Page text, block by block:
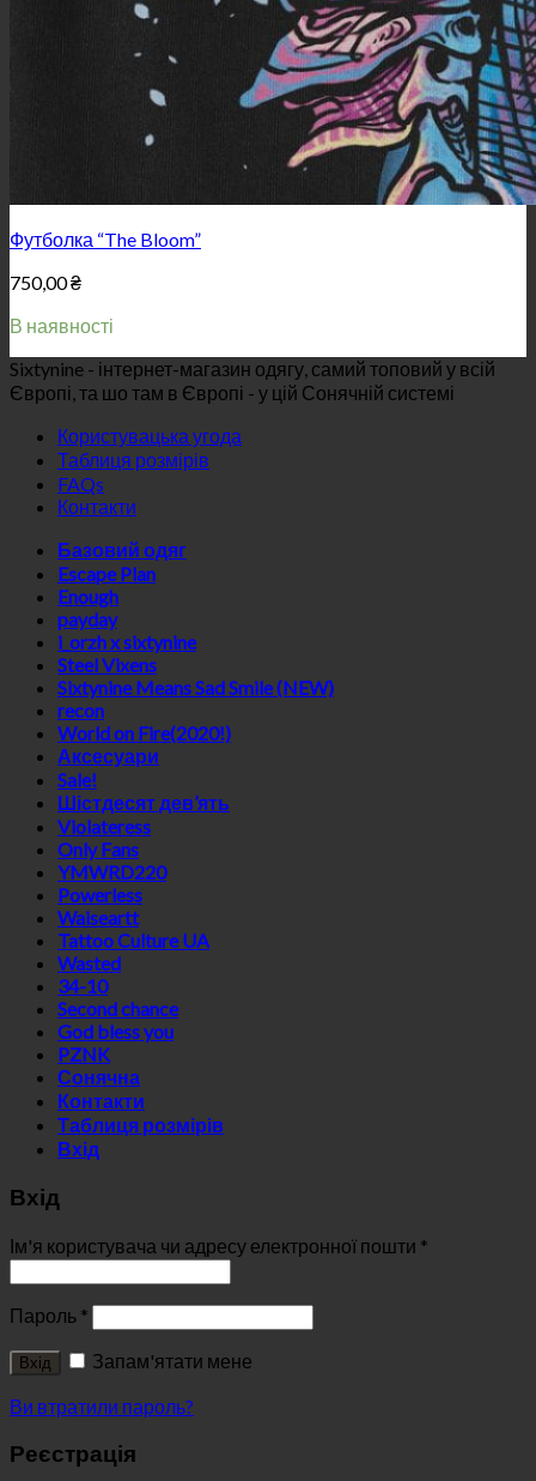
Футболка “The Bloom”
750,00₴
В наявності
Sixtynine - інтернет-магазин одягу, самий топовий у всій
Європі, та шо там в Європі - у цій Сонячній системі
Користувацька угода
Таблиця розмірів
FAQs
Контакти
Базовий одяг
Escape Plan
Enough
payday
i_orzh x sixtynine
Steel Vixens
Sixtynine Means Sad Smile (NEW)
recon
World on Fire(2020!)
Аксесуари
Sale!
Шістдесят дев’ять
Violateress
Only Fans
YMWRD220
Powerless
Waiseartt
Tattoo Culture UA
Wasted
34-10
Second chance
God bless you
PZNK
Сонячна
Контакти
Таблиця розмірів
Вхід
Вхід
Ім'я користувача чи адресу електронної пошти *
Пароль *
Вхід
Запам'ятати мене
Ви втратили пароль?
Реєстрація